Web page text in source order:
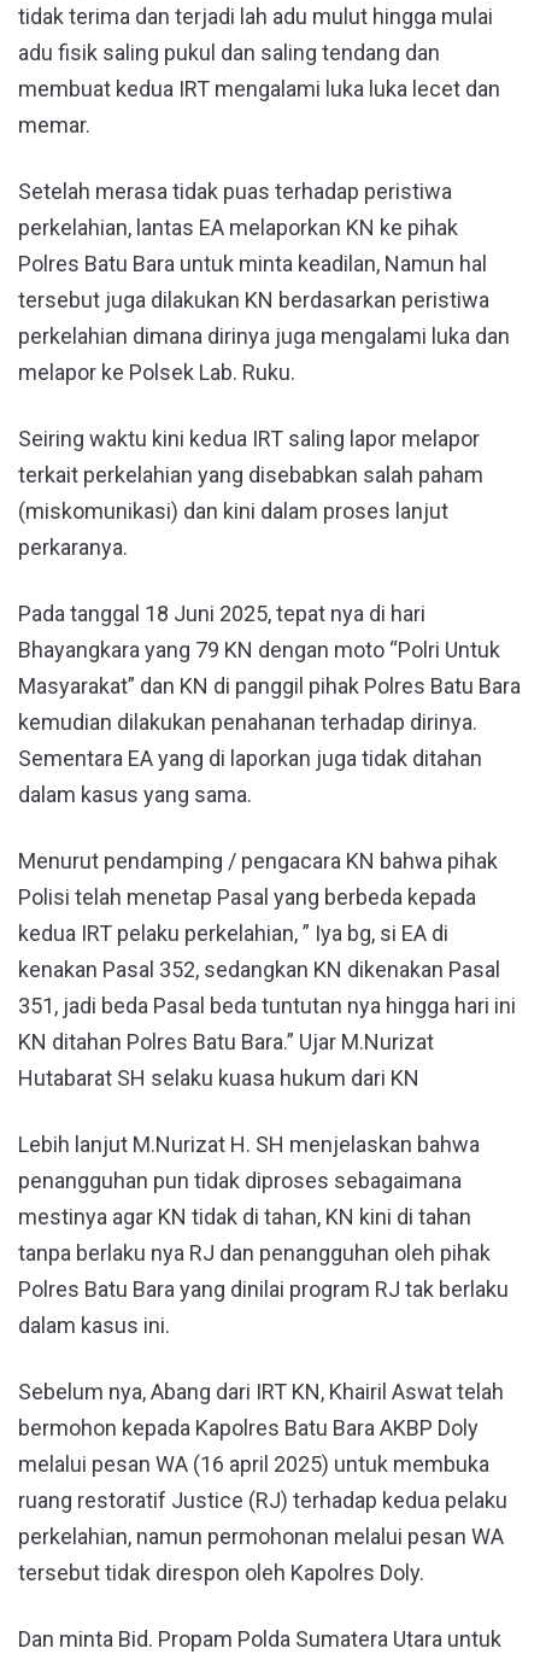
tidak terima dan terjadi lah adu mulut hingga mulai
adu fisik saling pukul dan saling tendang dan
membuat kedua IRT mengalami luka luka lecet dan
memar.
Setelah merasa tidak puas terhadap peristiwa
perkelahian, lantas EA melaporkan KN ke pihak
Polres Batu Bara untuk minta keadilan, Namun hal
tersebut juga dilakukan KN berdasarkan peristiwa
perkelahian dimana dirinya juga mengalami luka dan
melapor ke Polsek Lab. Ruku.
Seiring waktu kini kedua IRT saling lapor melapor
terkait perkelahian yang disebabkan salah paham
(miskomunikasi) dan kini dalam proses lanjut
perkaranya.
Pada tanggal 18 Juni 2025, tepat nya di hari
Bhayangkara yang 79 KN dengan moto “Polri Untuk
Masyarakat” dan KN di panggil pihak Polres Batu Bara
kemudian dilakukan penahanan terhadap dirinya.
Sementara EA yang di laporkan juga tidak ditahan
dalam kasus yang sama.
Menurut pendamping / pengacara KN bahwa pihak
Polisi telah menetap Pasal yang berbeda kepada
kedua IRT pelaku perkelahian, ” Iya bg, si EA di
kenakan Pasal 352, sedangkan KN dikenakan Pasal
351, jadi beda Pasal beda tuntutan nya hingga hari ini
KN ditahan Polres Batu Bara.” Ujar M.Nurizat
Hutabarat SH selaku kuasa hukum dari KN
Lebih lanjut M.Nurizat H. SH menjelaskan bahwa
penangguhan pun tidak diproses sebagaimana
mestinya agar KN tidak di tahan, KN kini di tahan
tanpa berlaku nya RJ dan penangguhan oleh pihak
Polres Batu Bara yang dinilai program RJ tak berlaku
dalam kasus ini.
Sebelum nya, Abang dari IRT KN, Khairil Aswat telah
bermohon kepada Kapolres Batu Bara AKBP Doly
melalui pesan WA (16 april 2025) untuk membuka
ruang restoratif Justice (RJ) terhadap kedua pelaku
perkelahian, namun permohonan melalui pesan WA
tersebut tidak direspon oleh Kapolres Doly.
Dan minta Bid. Propam Polda Sumatera Utara untuk